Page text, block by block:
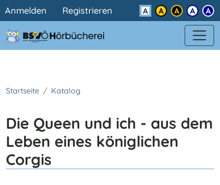
Direkt zum Inhalt
Benutzermenü
Anmelden Registrieren Kontrast
Startseite Katalog
Die Queen und ich - aus dem
Leben eines königlichen
Corgis